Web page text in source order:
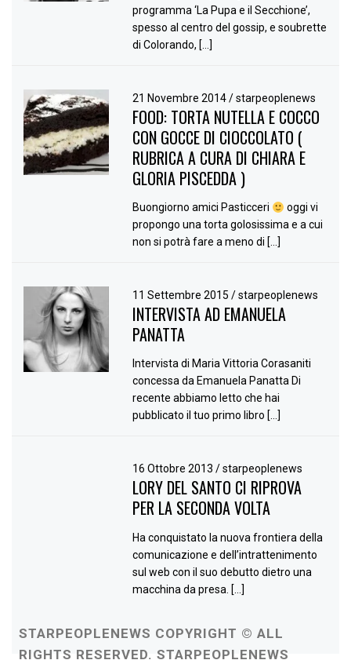
programma ‘La Pupa e il Secchione’,
spesso al centro del gossip, e soubrette
di Colorando, […]
21 Novembre 2014/ starpeoplenews
FOOD: TORTA NUTELLA E COCCO
CON GOCCE DI CIOCCOLATO (
RUBRICA A CURA DI CHIARA E
GLORIA PISCEDDA )
Buongiorno amici Pasticceri
oggi vi
propongo una torta golosissima e a cui
non si potrà fare a meno di […]
11 Settembre 2015/ starpeoplenews
INTERVISTA AD EMANUELA
PANATTA
Intervista di Maria Vittoria Corasaniti
concessa da Emanuela Panatta Di
recente abbiamo letto che hai
pubblicato il tuo primo libro […]
16 Ottobre 2013/ starpeoplenews
LORY DEL SANTO CI RIPROVA
PER LA SECONDA VOLTA
Ha conquistato la nuova frontiera della
comunicazione e dell’intrattenimento
sul web con il suo debutto dietro una
macchina da presa. […]
STARPEOPLENEWS COPYRIGHT © ALL
RIGHTS RESERVED. STARPEOPLENEWS